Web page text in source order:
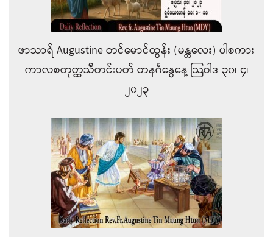
ဖာသာရ် Augustine တင်မောင်ထွန်း (မန္တလေး) ပါစကား
ကာလစတုတ္ထသီတင်းပတ် တနင်္ဂနွေနေ့ သြဝါဒ ၃၀၊ ၄၊
၂၀၂၃